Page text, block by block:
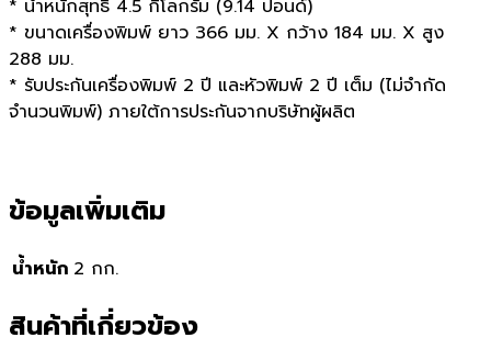
* น้ำหนักสุทธิ 4.5 กิโลกรัม (9.14 ปอนด์)
* ขนาดเครื่องพิมพ์ ยาว 366 มม. X กว้าง 184 มม. X สูง
288 มม.
* รับประกันเครื่องพิมพ์ 2 ปี และหัวพิมพ์ 2 ปี เต็ม (ไม่จำกัด
จำนวนพิมพ์) ภายใต้การประกันจากบริษัทผู้ผลิต
ข้อมูลเพิ่มเติม
น้ำหนัก 2 กก.
สินค้าที่เกี่ยวข้อง